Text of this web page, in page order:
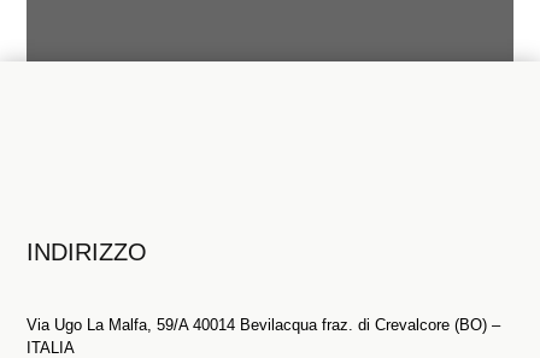
INDIRIZZO
Via Ugo La Malfa, 59/A 40014 Bevilacqua fraz. di Crevalcore (BO) –
ITALIA